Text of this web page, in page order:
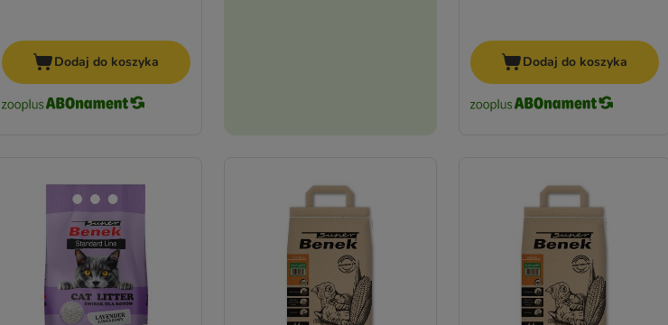
Dodaj do koszyka Dodaj do koszyka